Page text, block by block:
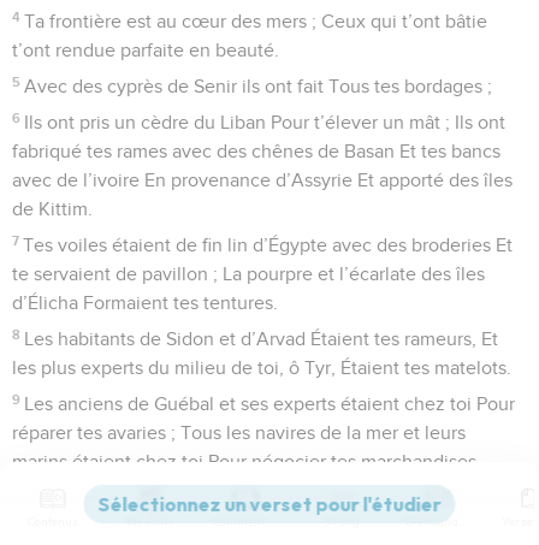
4 Ta frontière est au cœur des mers ; Ceux qui t’ont bâtie
t’ont rendue parfaite en beauté.
5 Avec des cyprès de Senir ils ont fait Tous tes bordages ;
6 Ils ont pris un cèdre du Liban Pour t’élever un mât ; Ils ont
fabriqué tes rames avec des chênes de Basan Et tes bancs
avec de l’ivoire En provenance d’Assyrie Et apporté des îles
de Kittim.
7 Tes voiles étaient de fin lin d’Égypte avec des broderies Et
te servaient de pavillon ; La pourpre et l’écarlate des îles
d’Élicha Formaient tes tentures.
8 Les habitants de Sidon et d’Arvad Étaient tes rameurs, Et
les plus experts du milieu de toi, ô Tyr, Étaient tes matelots.
9 Les anciens de Guébal et ses experts étaient chez toi Pour
réparer tes avaries ; Tous les navires de la mer et leurs
marins étaient chez toi Pour négocier tes marchandises.
Ceux de Perse, de Loud et de Pouth Servaient dans ton
armée, C’étaient tes hommes de guerre ; Ils suspendaient
Versions Commentaires Strong